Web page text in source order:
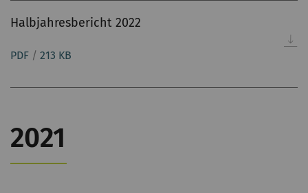
Halbjahresbericht 2022
PDF /213 KB
2021